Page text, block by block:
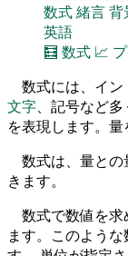
数式緒言背
英語
🧮 数式 📈
数式には、イン
文字、記号など
を表現します。量
数式は、量と
きます。
数式で数値を
ます。このよう